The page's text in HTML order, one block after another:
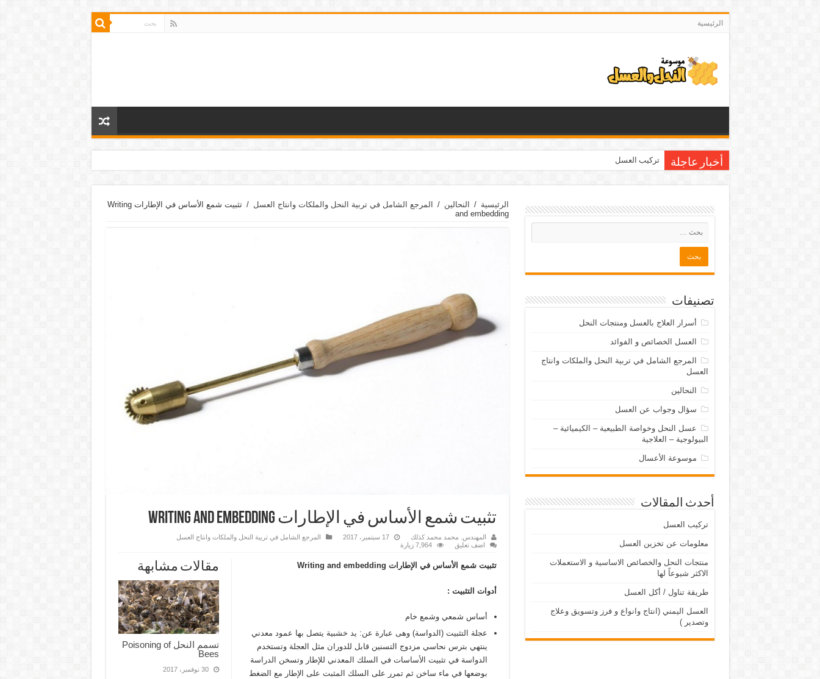
الرئيسية
أخبار عاجلة تركيب العسل
الرئيسية / النحالين / المرجع الشامل في تربية النحل والملكات وانتاج العسل /
تثبيت شمع الأساس في الإطارات Writing
and embedding
تثبيت شمع الأساس في الإطارات Writing and embedding
المهندس. محمد محمد كذلك 17 سبتمبر، 2017
المرجع الشامل في تربية النحل والملكات وانتاج العسل
اضف تعليق
7,964 زيارة
مقالات مشابهة
تسمم النحل Poisoning of
Bees
30 نوفمبر، 2017
تثبيت شمع الأساس في الإطارات Writing and embedding
أدوات التثبيت :
أساس شمعي وشمع خام
عجلة التثبيت (الدواسة) وهى عبارة عن: يد خشبية يتصل بها عمود معدني
ينتهي بترس نحاسي مزدوج التسنين قابل للدوران مثل العجلة وتستخدم
الدواسة في تثبيت الأساسات في السلك المعدني للإطار وتسخن الدراسة
بوضعها في ماء ساخن ثم تمرر على السلك المثبت على الإطار مع الضغط
تصنيفات
أسرار العلاج بالعسل ومنتجات النحل
العسل الخصائص و الفوائد
المرجع الشامل في تربية النحل والملكات وانتاج
العسل
النحالين
سؤال وجواب عن العسل
عسل النحل وخواصة الطبيعية – الكيميائية –
البيولوجية – العلاجية
موسوعة الأعسال
أحدث المقالات
تركيب العسل
معلومات عن تخزين العسل
منتجات النحل والخصائص الاساسية و الاستعملات
الاكثر شيوعاً لها
طريقة تناول / أكل العسل
العسل اليمني (انتاج وانواع و فرز وتسويق وعلاج
وتصدير )